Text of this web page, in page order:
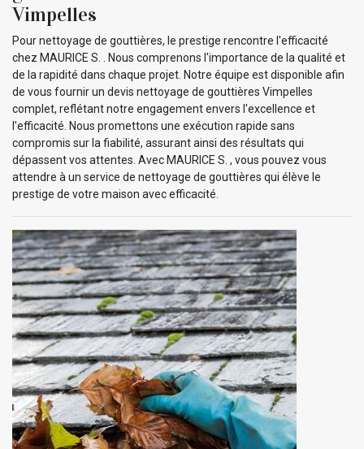
Vimpelles
Pour nettoyage de gouttières, le prestige rencontre l'efficacité
chez MAURICE S. . Nous comprenons l'importance de la qualité et
de la rapidité dans chaque projet. Notre équipe est disponible afin
de vous fournir un devis nettoyage de gouttières Vimpelles
complet, reflétant notre engagement envers l'excellence et
l'efficacité. Nous promettons une exécution rapide sans
compromis sur la fiabilité, assurant ainsi des résultats qui
dépassent vos attentes. Avec MAURICE S. , vous pouvez vous
attendre à un service de nettoyage de gouttières qui élève le
prestige de votre maison avec efficacité.